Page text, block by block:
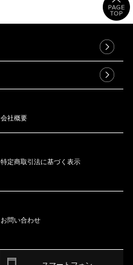
会社概要
特定商取引法に基づく表示
お問い合わせ